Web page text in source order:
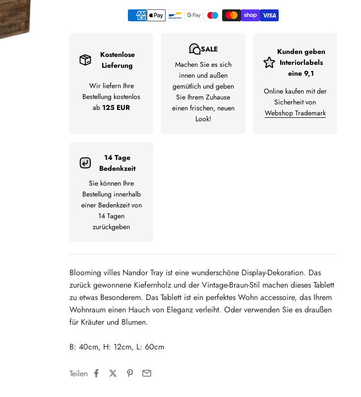
Kostenlose
Lieferung
Wir liefern Ihre
Bestellung kostenlos
ab 125 EUR
SALE
Machen Sie es sich
innen und außen
gemütlich und geben
Sie Ihrem Zuhause
einen frischen, neuen
Look!
Kunden geben
Interiorlabels
eine 9,1
Online kaufen mit der
Sicherheit von
Webshop Trademark
14 Tage
Bedenkzeit
Sie können Ihre
Bestellung innerhalb
einer Bedenkzeit von
14 Tagen
zurückgeben
Blooming villes Nandor Tray ist eine wunderschöne Display-Dekoration. Das
zurück gewonnene Kiefernholz und der Vintage-Braun-Stil machen dieses Tablett
zu etwas Besonderem. Das Tablett ist ein perfektes Wohn accessoire, das Ihrem
Wohnraum einen Hauch von Eleganz verleiht. Oder verwenden Sie es draußen
für Kräuter und Blumen.
B: 40cm, H: 12cm, L: 60cm
Teilen